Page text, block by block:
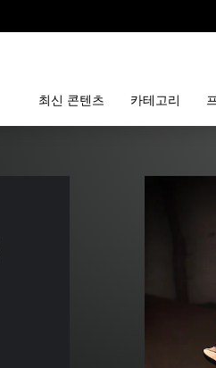
최신 콘텐츠 카테고리